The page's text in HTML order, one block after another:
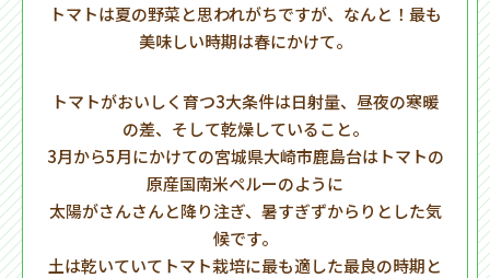
トマトは夏の野菜と思われがちですが、なんと！最も
美味しい時期は春にかけて。
トマトがおいしく育つ3大条件は日射量、昼夜の寒暖
の差、そして乾燥していること。
3月から5月にかけての宮城県大崎市鹿島台はトマトの
原産国南米ペルーのように
太陽がさんさんと降り注ぎ、暑すぎずからりとした気
候です。
土は乾いていてトマト栽培に最も適した最良の時期と